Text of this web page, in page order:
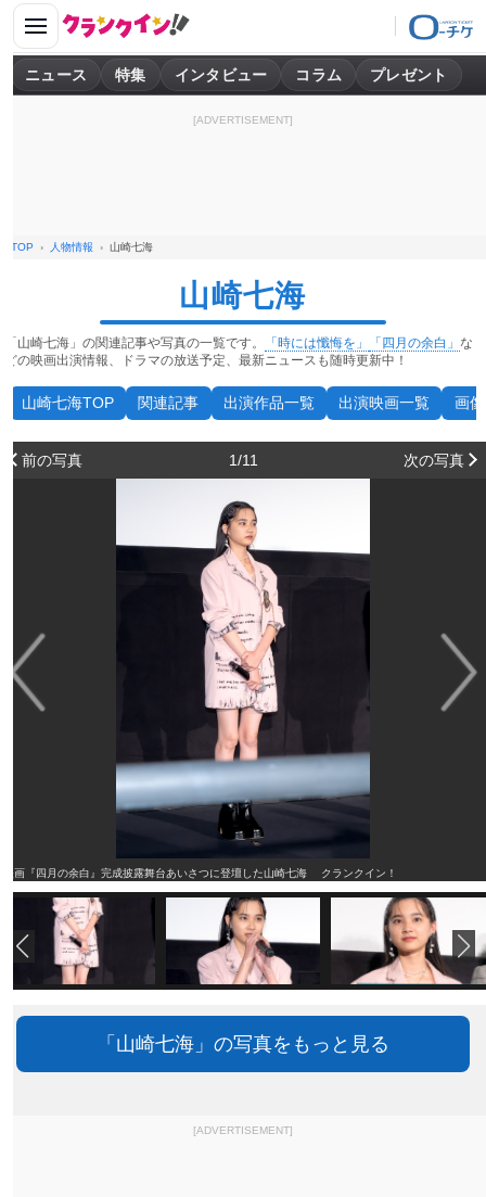
ニュース 特集 インタビュー コラム プレゼント
[ADVERTISEMENT]
TOP 人物情報 山崎七海
山崎七海
「山崎七海」の関連記事や写真の一覧です。 「時には懺悔を」 「四月の余白」 な
どの映画出演情報、ドラマの放送予定、最新ニュースも随時更新中！
山崎七海TOP 関連記事 出演作品一覧 出演映画一覧 画
前の写真 1/11 次の写真
映画『四月の余白』完成披露舞台あいさつに登壇した山崎七海 クランクイン！
「山崎七海」の写真をもっと見る
[ADVERTISEMENT]